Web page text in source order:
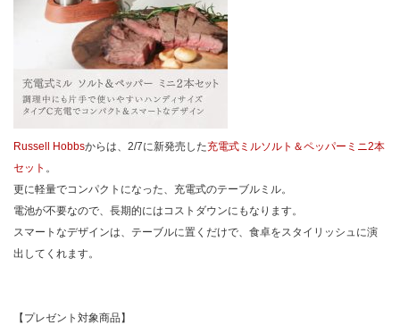
Russell Hobbsからは、2/7に新発売した充電式ミルソルト＆ペッパーミニ2本
セット 。
更に軽量でコンパクトになった、充電式のテーブルミル。
電池が不要なので、長期的にはコストダウンにもなります。
スマートなデザインは、テーブルに置くだけで、食卓をスタイリッシュに演
出してくれます。
【プレゼント対象商品】